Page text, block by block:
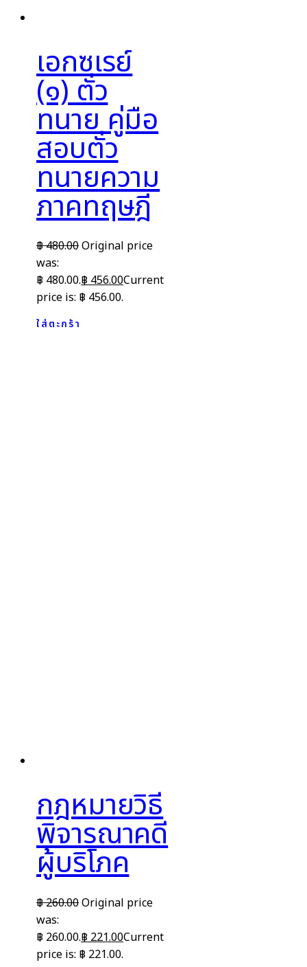
เอกซเรย์
(๑) ตั๋ว
ทนาย คู่มือ
สอบตั๋ว
ทนายความ
ภาคทฤษฎี
฿480.00Original price
was:
฿ 480.00.฿456.00Current
price is: ฿ 456.00.
ใส่ตะกร้า
กฎหมายวิธี
พิจารณาคดี
ผู้บริโภค
฿260.00Original price
was:
฿ 260.00.฿ 221.00Current
price is: ฿ 221.00.